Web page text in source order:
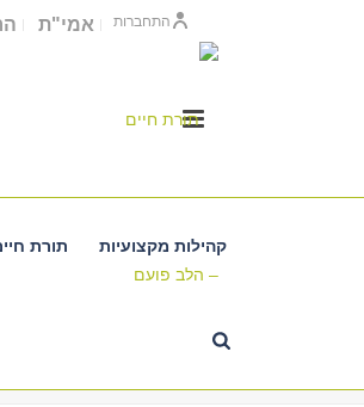
אמי"ת התחברות
קהילות מקצועיות תורת
שמע בני